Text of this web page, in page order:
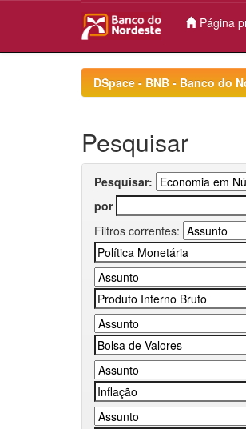
Página
DSpace - BNB - Banco do
Pesquisar
Pesquisar:
por
Filtros correntes: